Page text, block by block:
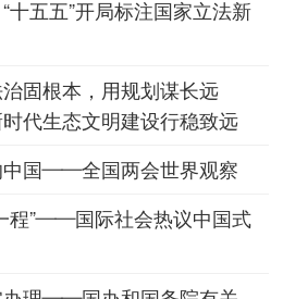
十五五”开局标注国家立法新
固根本，用规划谋长远
代生态文明建设行稳致远
中国——全国两会世界观察
程”——国际社会热议中国式